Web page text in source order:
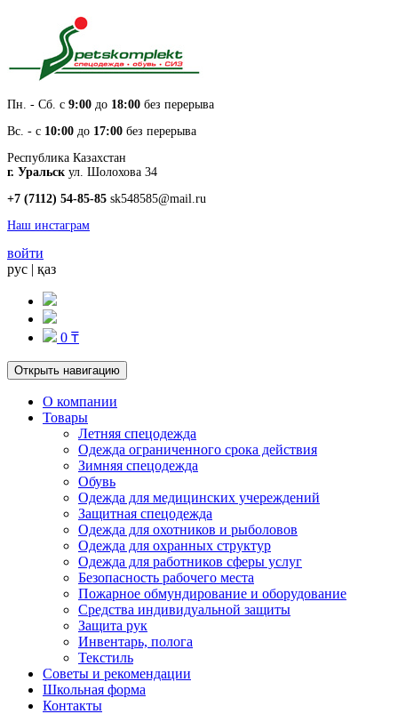
Пн. - Cб. с 9:00 до 18:00 без перерыва
Вс. - с 10:00 до 17:00 без перерыва
Республика Казахстан
г. Уральск ул. Шолохова 34
+7 (7112) 54-85-85 sk548585@mail.ru
Наш инстаграм
войти
рус | қаз
0 ₸
Открыть навигацию
О компании
Товары
Летняя спецодежда
Одежда ограниченного срока действия
Зимняя спецодежда
Обувь
Одежда для медицинских учереждений
Защитная спецодежда
Одежда для охотников и рыболовов
Одежда для охранных структур
Одежда для работников сферы услуг
Безопасность рабочего места
Пожарное обмундирование и оборудование
Средства индивидуальной защиты
Защита рук
Инвентарь, полога
Текстиль
Советы и рекомендации
Школьная форма
Контакты